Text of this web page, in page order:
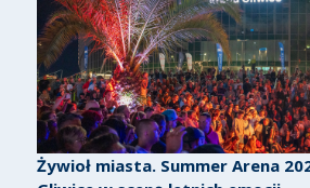
Żywioł miasta. Summer Arena